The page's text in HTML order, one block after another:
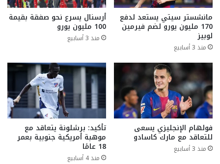
مانشستر سيتي يستعد لدفع
170 مليون يورو لضم فيرمين
لوبيز
منذ 3 أسابيع
أرسنال يسرع نحو صفقة بقيمة
100 مليون يورو
منذ 3 أسابيع
فولهام الإنجليزي يسعى
للتعاقد مع مارك كاسادو
منذ 3 أسابيع
تأكيد: برشلونة يتعاقد مع
موهبة أمريكية جنوبية بعمر
18 عامًا
منذ 4 أسابيع